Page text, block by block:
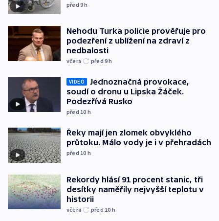
před 9h
Nehodu Turka policie prověřuje pro
podezření z ublížení na zdraví z
nedbalosti
včera před 9h
VIDEO
Jednoznačná provokace,
soudí o dronu u Lipska Žáček.
Podezřívá Rusko
před 10 h
Řeky mají jen zlomek obvyklého
průtoku. Málo vody je i v přehradách
před 10 h
Rekordy hlásí 91 procent stanic, tři
desítky naměřily nejvyšší teplotu v
historii
včera před 10 h